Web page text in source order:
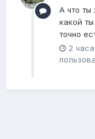
А что ты
какой
точно
2